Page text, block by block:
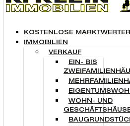
KOSTENLOSE
IMMOBILIEN
VERKAUF
EIN- BIS
WOHN- UND